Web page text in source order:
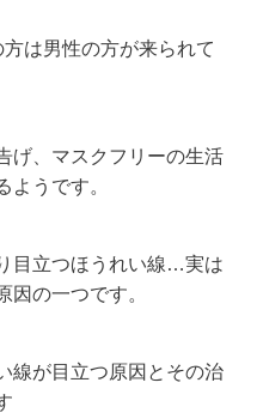
は男性の方が来られて
げ、マスクフリーの生活
ようです。
目立つほうれい線…実は
因の一つです。
線が目立つ原因とその治